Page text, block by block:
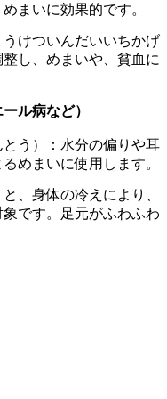
まいに効果的です。
けついんだいいちかげ
し、めまいや、貧血に
ル病など）
う）：水分の偏りや耳
めまいに使用します。
、身体の冷えにより、
です。足元がふわふわ